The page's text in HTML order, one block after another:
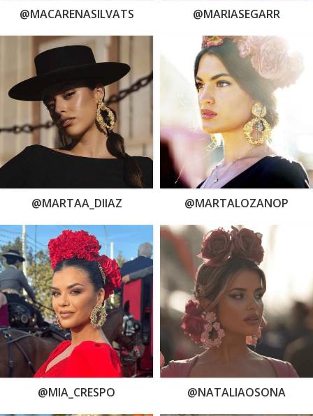
@MACARENASILVATS @MARIASEGARR
@MARTAA_DIIAZ @MARTALOZANOP
@MIA_CRESPO @NATALIAOSONA